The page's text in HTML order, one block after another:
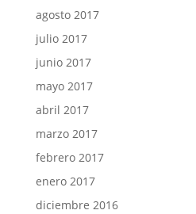
agosto 2017
julio 2017
junio 2017
mayo 2017
abril 2017
marzo 2017
febrero 2017
enero 2017
diciembre 2016